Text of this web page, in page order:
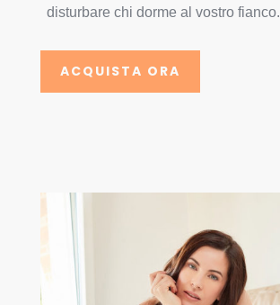
disturbare chi dorme al vostro fianco.
ACQUISTA ORA